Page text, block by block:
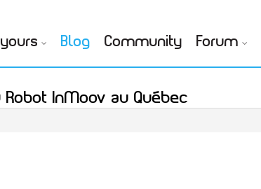
Blog Community Forum
Robot InMoov au Québec